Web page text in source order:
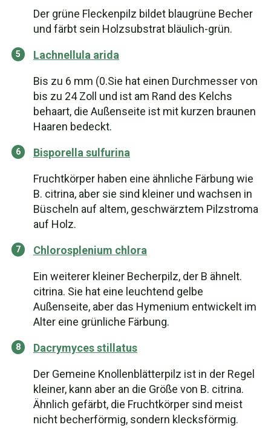
Der grüne Fleckenpilz bildet blaugrüne Becher
und färbt sein Holzsubstrat bläulich-grün.
Lachnellula arida
Bis zu 6 mm (0.Sie hat einen Durchmesser von
bis zu 24 Zoll und ist am Rand des Kelchs
behaart, die Außenseite ist mit kurzen braunen
Haaren bedeckt.
Bisporella sulfurina
Fruchtkörper haben eine ähnliche Färbung wie
B. citrina, aber sie sind kleiner und wachsen in
Büscheln auf altem, geschwärztem Pilzstroma
auf Holz.
Chlorosplenium chlora
Ein weiterer kleiner Becherpilz, der B ähnelt.
citrina. Sie hat eine leuchtend gelbe
Außenseite, aber das Hymenium entwickelt im
Alter eine grünliche Färbung.
Dacrymyces stillatus
Der Gemeine Knollenblätterpilz ist in der Regel
kleiner, kann aber an die Größe von B. citrina.
Ähnlich gefärbt, die Fruchtkörper sind meist
nicht becherförmig, sondern klecksförmig.